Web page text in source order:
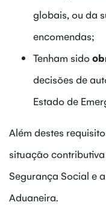
globais, ou da
encomendas;
Tenham sido
decisões de
Estado de
Além destes
situação
Segurança Social e
Aduaneira.